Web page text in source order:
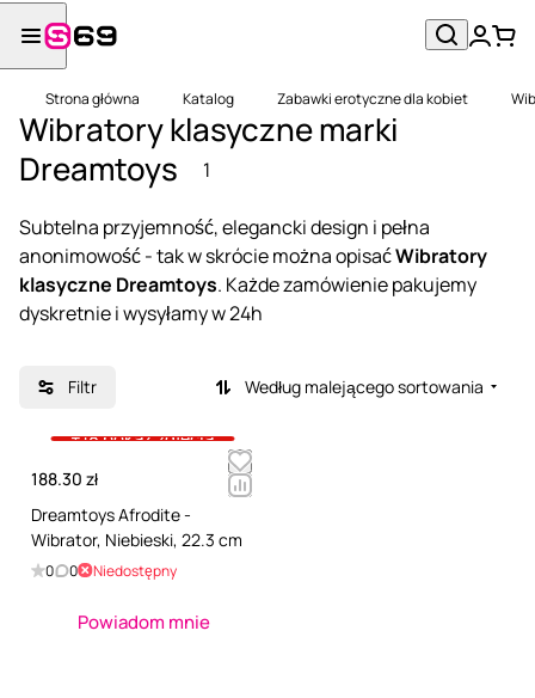
Strona główna Katalog Zabawki erotyczne dla kobiet
Wibratory klasyczne marki
Dreamtoys
1
Subtelna przyjemność, elegancki design i pełna
anonimowość - tak w skrócie można opisaćWibratory
klasyczne Dreamtoys. Każde zamówienie pakujemy
dyskretnie i wysyłamy w 24h
Filtr Według malejącego sortowania
+18 pokaż zdjęcia
188.30 zł
Dreamtoys Afrodite -
Wibrator, Niebieski, 22.3 cm
0 0 Niedostępny
Powiadom mnie